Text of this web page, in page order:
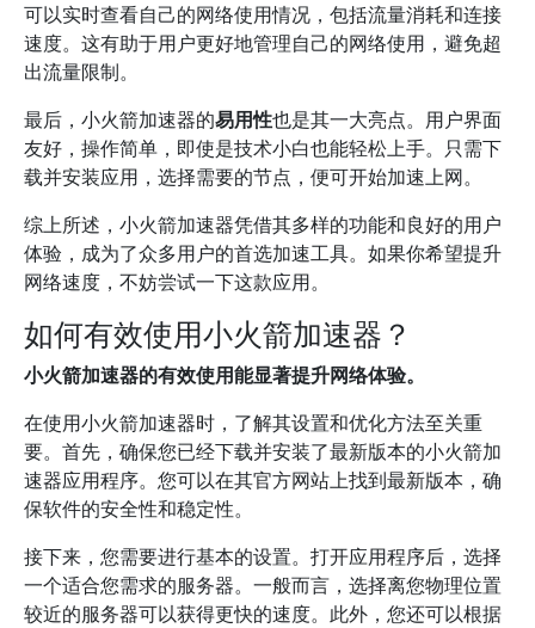
可以实时查看自己的网络使用情况，包括流量消耗和连接
速度。这有助于用户更好地管理自己的网络使用，避免超
出流量限制。
最后，小火箭加速器的易用性也是其一大亮点。用户界面
友好，操作简单，即使是技术小白也能轻松上手。只需下
载并安装应用，选择需要的节点，便可开始加速上网。
综上所述，小火箭加速器凭借其多样的功能和良好的用户
体验，成为了众多用户的首选加速工具。如果你希望提升
网络速度，不妨尝试一下这款应用。
如何有效使用小火箭加速器？
小火箭加速器的有效使用能显著提升网络体验。
在使用小火箭加速器时，了解其设置和优化方法至关重
要。首先，确保您已经下载并安装了最新版本的小火箭加
速器应用程序。您可以在其官方网站上找到最新版本，确
保软件的安全性和稳定性。
接下来，您需要进行基本的设置。打开应用程序后，选择
一个适合您需求的服务器。一般而言，选择离您物理位置
较近的服务器可以获得更快的速度。此外，您还可以根据